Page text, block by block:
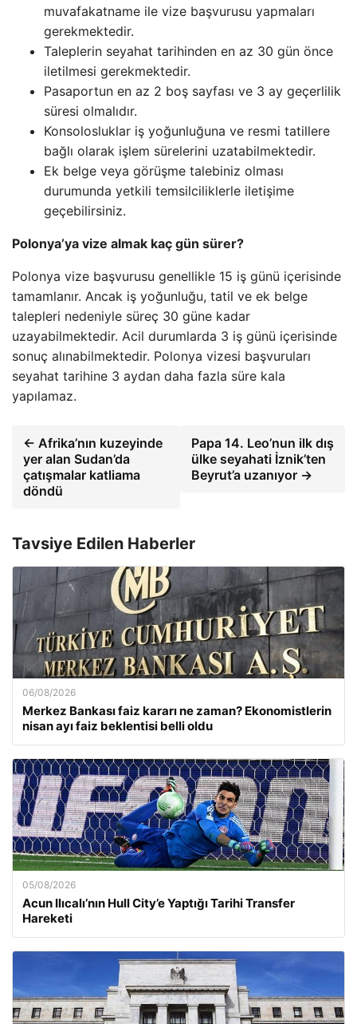
muvafakatname ile vize başvurusu yapmaları
gerekmektedir.
Taleplerin seyahat tarihinden en az 30 gün önce
iletilmesi gerekmektedir.
Pasaportun en az 2 boş sayfası ve 3 ay geçerlilik
süresi olmalıdır.
Konsolosluklar iş yoğunluğuna ve resmi tatillere
bağlı olarak işlem sürelerini uzatabilmektedir.
Ek belge veya görüşme talebiniz olması
durumunda yetkili temsilciliklerle iletişime
geçebilirsiniz.
Polonya’ya vize almak kaç gün sürer?
Polonya vize başvurusu genellikle 15 iş günü içerisinde
tamamlanır. Ancak iş yoğunluğu, tatil ve ek belge
talepleri nedeniyle süreç 30 güne kadar
uzayabilmektedir. Acil durumlarda 3 iş günü içerisinde
sonuç alınabilmektedir. Polonya vizesi başvuruları
seyahat tarihine 3 aydan daha fazla süre kala
yapılamaz.
← Afrika’nın kuzeyinde
yer alan Sudan’da
çatışmalar katliama
döndü
Papa 14. Leo’nun ilk dış
ülke seyahati İznik’ten
Beyrut’a uzanıyor →
Tavsiye Edilen Haberler
06/08/2026
Merkez Bankası faiz kararı ne zaman? Ekonomistlerin
nisan ayı faiz beklentisi belli oldu
05/08/2026
Acun Ilıcalı’nın Hull City’e Yaptığı Tarihi Transfer
Hareketi